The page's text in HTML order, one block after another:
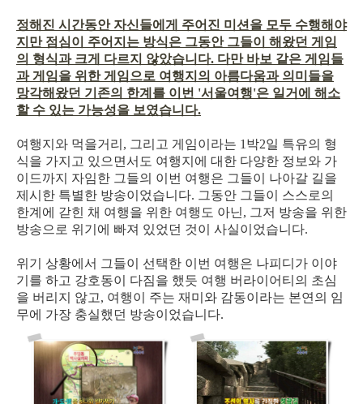
정해진 시간동안 자신들에게 주어진 미션을 모두 수행해야
지만 점심이 주어지는 방식은 그동안 그들이 해왔던 게임
의 형식과 크게 다르지 않았습니다. 다만 바보 같은 게임들
과 게임을 위한 게임으로 여행지의 아름다움과 의미들을
망각해왔던 기존의 한계를 이번 '서울여행'은 일거에 해소
할 수 있는 가능성을 보였습니다.
여행지와 먹을거리, 그리고 게임이라는 1박2일 특유의 형
식을 가지고 있으면서도 여행지에 대한 다양한 정보와 가
이드까지 자임한 그들의 이번 여행은 그들이 나아갈 길을
제시한 특별한 방송이었습니다. 그동안 그들이 스스로의
한계에 갇힌 채 여행을 위한 여행도 아닌, 그저 방송을 위한
방송으로 위기에 빠져 있었던 것이 사실이었습니다.
위기 상황에서 그들이 선택한 이번 여행은 나피디가 이야
기를 하고 강호동이 다짐을 했듯 여행 버라이어티의 초심
을 버리지 않고, 여행이 주는 재미와 감동이라는 본연의 임
무에 가장 충실했던 방송이었습니다.